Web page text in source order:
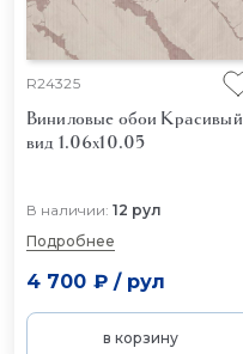
R24325
Виниловые обои Красивый
вид 1.06x10.05
В наличии: 12 рул
Подробнее
4 700 ₽/ рул
в корзину